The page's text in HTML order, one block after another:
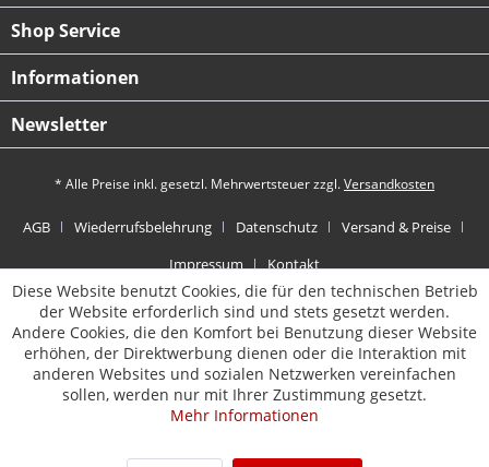
Shop Service
Informationen
Newsletter
* Alle Preise inkl. gesetzl. Mehrwertsteuer zzgl.Versandkosten
AGB Wiederrufsbelehrung Datenschutz
Versand & Preise
Impressum
Kontakt
Diese Website benutzt Cookies, die für den technischen Betrieb
der Website erforderlich sind und stets gesetzt werden.
Andere Cookies, die den Komfort bei Benutzung dieser Website
erhöhen, der Direktwerbung dienen oder die Interaktion mit
anderen Websites und sozialen Netzwerken vereinfachen
sollen, werden nur mit Ihrer Zustimmung gesetzt.
Mehr Informationen